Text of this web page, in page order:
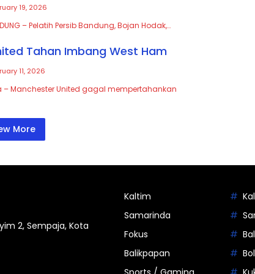
19, 2026
– Pelatih Persib Bandung, Bojan Hodak,…
Tahan Imbang West Ham
11, 2026
– Manchester United gagal mempertahankan
More
2, Sempaja, Kota
Kaltim
Samarinda
Fokus
Balikpapan